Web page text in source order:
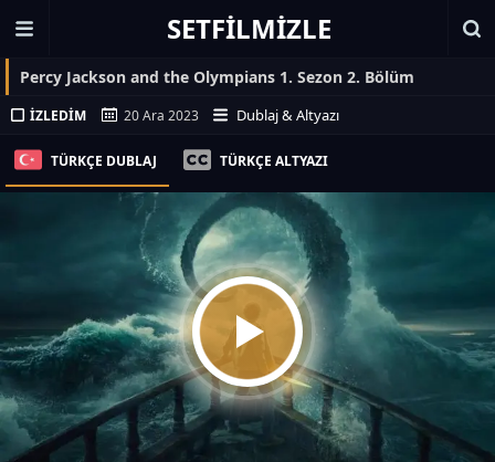
SETFILMIZLE
Percy Jackson and the Olympians 1. Sezon 2. Bölüm
İZLEDIM 20 Ara 2023 Dublaj & Altyazı
TÜRKÇE DUBLAJ TÜRKÇE ALTYAZI